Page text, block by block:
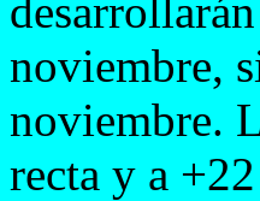
noviembre,
noviembre.
recta y a